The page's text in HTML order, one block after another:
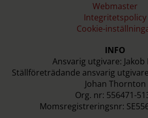
Webmaster
Integritetspolicy
Cookie-
INFO
Ansvarig utgivare: Jakob
Ställföreträdande ansvarig
Johan Thornton
Org. nr: 556471-
Momsregistreringsnr: